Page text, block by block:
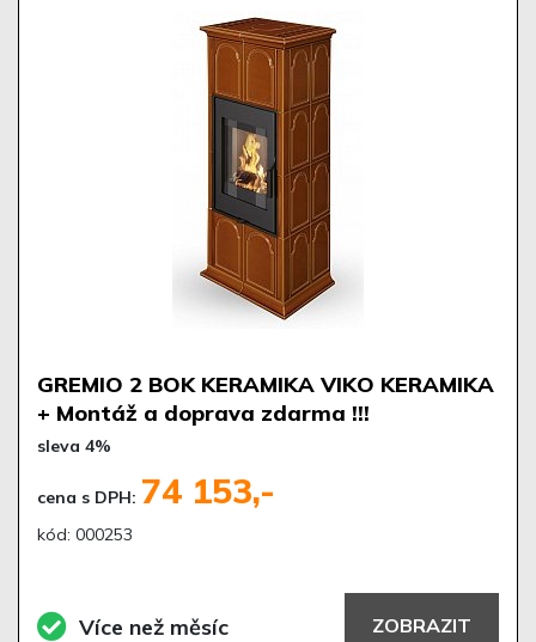
GREMIO 2 BOK KERAMIKA VIKO KERAMIKA
+ Montáž a doprava zdarma !!!
sleva 4%
cena s DPH: 74 153,-
kód: 000253
Více než měsíc ZOBRAZIT